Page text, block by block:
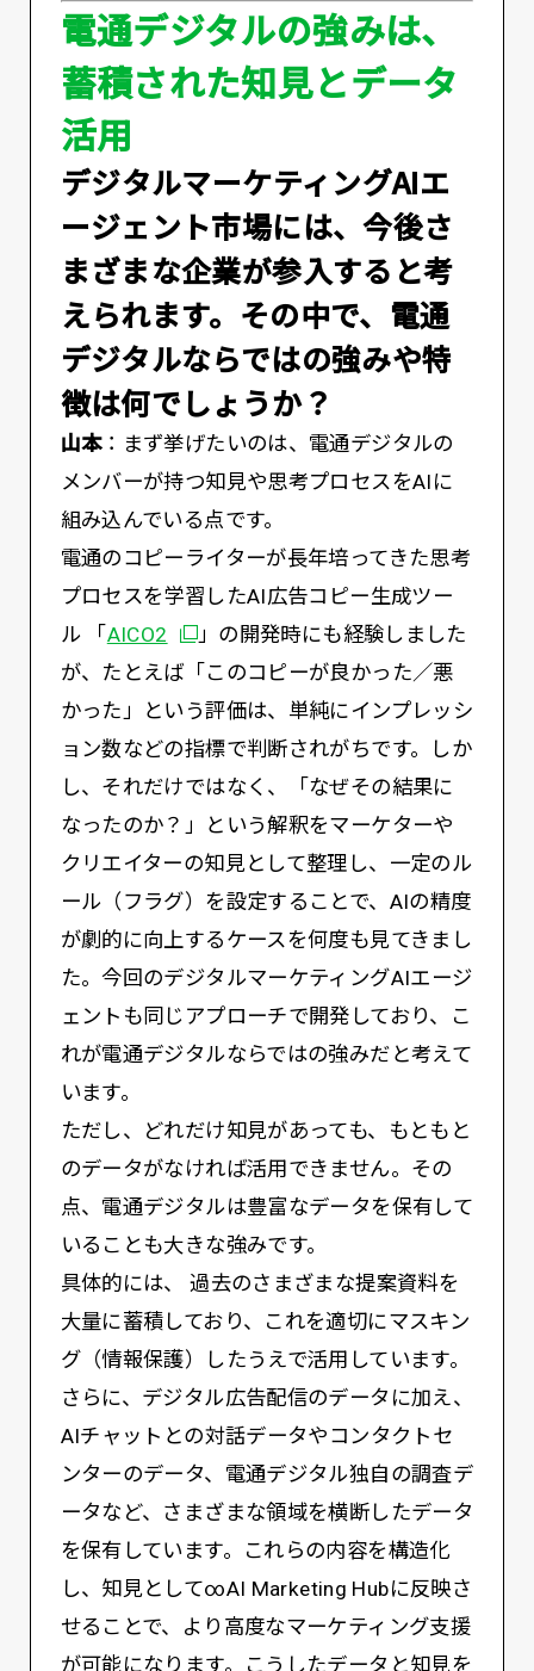
電通デジタルの強みは、
蓄積された知見とデータ
活用
――デジタルマーケティングAIエ
ージェント市場には、今後さ
まざまな企業が参入すると考
えられます。その中で、電通
デジタルならではの強みや特
徴は何でしょうか？
山本：まず挙げたいのは、電通デジタルの
メンバーが持つ知見や思考プロセスをAIに
組み込んでいる点です。
電通のコピーライターが長年培ってきた思考
プロセスを学習したAI広告コピー生成ツー
ル 「AICO2 別ウィンドウで開く
」の開発時にも経験しました
が、たとえば「このコピーが良かった／悪
かった」という評価は、単純にインプレッシ
ョン数などの指標で判断されがちです。しか
し、それだけではなく、「なぜその結果に
なったのか？」という解釈をマーケターや
クリエイターの知見として整理し、一定のル
ール（フラグ）を設定することで、AIの精度
が劇的に向上するケースを何度も見てきまし
た。今回のデジタルマーケティングAIエージ
ェントも同じアプローチで開発しており、こ
れが電通デジタルならではの強みだと考えて
います。
ただし、どれだけ知見があっても、もともと
のデータがなければ活用できません。その
点、電通デジタルは豊富なデータを保有して
いることも大きな強みです。
具体的には、 過去のさまざまな提案資料を
大量に蓄積しており、これを適切にマスキン
グ（情報保護）したうえで活用しています。
さらに、デジタル広告配信のデータに加え、
AIチャットとの対話データやコンタクトセ
ンターのデータ、電通デジタル独自の調査デ
ータなど、さまざまな領域を横断したデータ
を保有しています。これらの内容を構造化
し、知見として∞AI Marketing Hubに反映さ
せることで、より高度なマーケティング支援
が可能になります。こうしたデータと知見を